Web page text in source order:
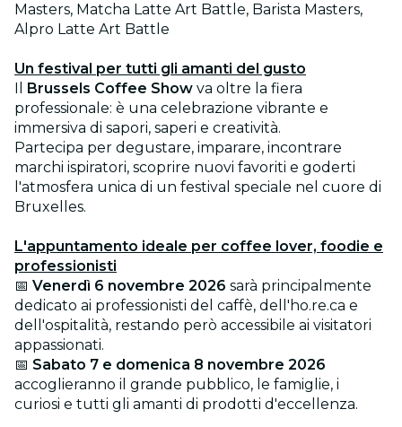
Masters, Matcha Latte Art Battle, Barista Masters,
Alpro Latte Art Battle
Un festival per tutti gli amanti del gusto
Brussels Coffee Show va oltre la fiera
professionale: è una celebrazione vibrante e
immersiva di sapori, saperi e creatività.
Partecipa per degustare, imparare, incontrare
marchi ispiratori, scoprire nuovi favoriti e goderti
l'atmosfera unica di un festival speciale nel cuore di
Bruxelles.
L'appuntamento ideale per coffee lover, foodie e
professionisti
📅 Venerdì 6 novembre 2026 sarà principalmente
dedicato ai professionisti del caffè, dell'ho.re.ca e
dell'ospitalità, restando però accessibile ai visitatori
appassionati.
📅 Sabato 7 e domenica 8 novembre 2026
accoglieranno il grande pubblico, le famiglie, i
curiosi e tutti gli amanti di prodotti d'eccellenza.